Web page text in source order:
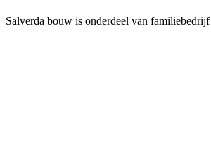
Salverda bouw is onderdeel van familiebedrijf